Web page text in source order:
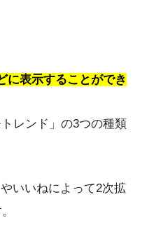
表示することができ
レンド」の3つの種類
いいねによって2次拡